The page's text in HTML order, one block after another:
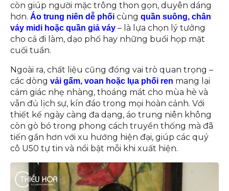
còn giúp người mặc trông thon gọn, duyên dáng
hơn. Áo trung niên dễ phối cùng quần suông, chân
váy midi hoặc quần giả váy – là lựa chọn lý tưởng
cho cả đi làm, dạo phố hay những buổi họp mặt
cuối tuần.
Ngoài ra, chất liệu cũng đóng vai trò quan trọng –
các dòng vải gấm, voan hoặc lụa phối ren mang lại
cảm giác nhẹ nhàng, thoáng mát cho mùa hè và
vẫn đủ lịch sự, kín đáo trong mọi hoàn cảnh. Với
thiết kế ngày càng đa dạng, áo trung niên không
còn gò bó trong phong cách truyền thống mà đã
tiến gần hơn với xu hướng hiện đại, giúp các quý
cô U50 tự tin và nổi bật mỗi khi xuất hiện.